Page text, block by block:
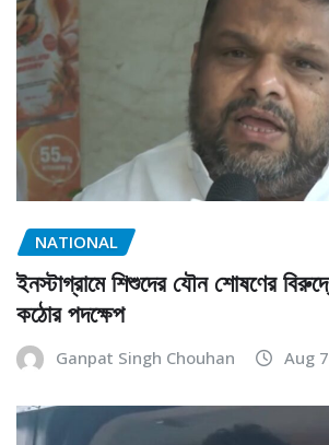
NATIONAL
ইনস্টাগ্রামে শিশুদের যৌন শোষণের
কঠোর পদক্ষেপ
Ganpat Singh Chouhan Aug